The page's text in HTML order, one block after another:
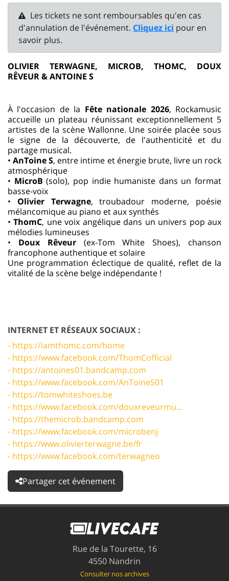
Les tickets ne sont remboursables qu'en cas
d'annulation de l'événement. Cliquez ici pour en
savoir plus.
OLIVIER TERWAGNE, MICROB, THOMC, DOUX
RÊVEUR & ANTOINE S
À l'occasion de la Fête nationale 2026, Rockamusic
accueille un plateau réunissant exceptionnellement 5
artistes de la scène Wallonne. Une soirée placée sous
le signe de la découverte, de l'authenticité et du
partage musical.
•⁠ ⁠AnToine S, entre intime et énergie brute, livre un rock
atmosphérique
•⁠ ⁠ MicroB (solo), pop indie humaniste dans un format
basse-voix
•⁠ ⁠ Olivier Terwagne, troubadour moderne, poésie
mélancomique au piano et aux synthés
•⁠ ⁠ThomC, une voix angélique dans un univers pop aux
mélodies lumineuses
•⁠ ⁠ Doux Rêveur(ex-Tom White Shoes), chanson
francophone authentique et solaire
Une programmation éclectique de qualité, reflet de la
vitalité de la scène belge indépendante !
INTERNET ET RÉSEAUX SOCIAUX :
- https://iamthomc.com/home
- https://www.facebook.com/ThomCofficial
- https://antoines01.bandcamp.com
- https://www.facebook.com/AnToineS01
- https://tomwhiteshoes.be
- https://www.facebook.com/douxreveurmu...
- https://themicrob.bandcamp.com
- https://www.facebook.com/microbenj
- https://www.olivierterwagne.be/fr
- https://www.facebook.com/terwagneo
Partager cet événement
Rue de la Tourette, 16
4550 Nandrin
Consulter nos archives